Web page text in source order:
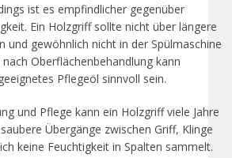
ist es empfindlicher gegenüber
Ein Holzgriff sollte nicht über längere
und gewöhnlich nicht in der Spülmaschine
Oberflächenbehandlung kann
Pflegeöl sinnvoll sein.
und Pflege kann ein Holzgriff viele Jahre
Übergänge zwischen Griff, Klinge
keine Feuchtigkeit in Spalten sammelt.